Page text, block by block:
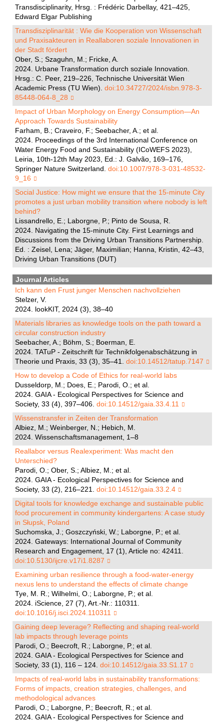
Transdisciplinarity, Hrsg. : Frédéric Darbellay, 421–425,
Edward Elgar Publishing
Transdisziplinarität : Wie die Kooperation von Wissenschaft
und Praxisakteuren in Reallaboren soziale Innovationen in
der Stadt fördert
Ober, S.; Szaguhn, M.; Fricke, A.
2024. Urbane Transformation durch soziale Innovation.
Hrsg.: C. Peer, 219–226, Technische Universität Wien
Academic Press (TU Wien). doi:10.34727/2024/isbn.978-3-
85448-064-8_28
Impact of Urban Morphology on Energy Consumption—An
Approach Towards Sustainability
Farham, B.; Craveiro, F.; Seebacher, A.; et al.
2024. Proceedings of the 3rd International Conference on
Water Energy Food and Sustainability (ICoWEFS 2023),
Leiria, 10th-12th May 2023, Ed.: J. Galvão, 169–176,
Springer Nature Switzerland. doi:10.1007/978-3-031-48532-
9_16
Social Justice: How might we ensure that the 15-minute City
promotes a just urban mobility transition where nobody is left
behind?
Lissandrello, E.; Laborgne, P.; Pinto de Sousa, R.
2024. Navigating the 15-minute City. First Learnings and
Discussions from the Driving Urban Transitions Partnership.
Ed. : Zeisel, Lena; Jäger, Maximilian; Hanna, Kristin, 42–43,
Driving Urban Transitions (DUT)
Journal Articles
Ich kann den Frust junger Menschen nachvollziehen
Stelzer, V.
2024. lookKIT, 2024 (3), 38–40
Materials libraries as knowledge tools on the path toward a
circular construction industry
Seebacher, A.; Böhm, S.; Boerman, E.
2024. TATuP - Zeitschrift für Technikfolgenabschätzung in
Theorie und Praxis, 33 (3), 35–41. doi:10.14512/tatup.7147
How to develop a Code of Ethics for real-world labs
Dusseldorp, M.; Does, E.; Parodi, O.; et al.
2024. GAIA - Ecological Perspectives for Science and
Society, 33 (4), 397–406. doi:10.14512/gaia.33.4.11
Wissenstransfer in Zeiten der Transformation
Albiez, M.; Weinberger, N.; Hebich, M.
2024. Wissenschaftsmanagement, 1–8
Reallabor versus Realexperiment: Was macht den
Unterschied?
Parodi, O.; Ober, S.; Albiez, M.; et al.
2024. GAIA - Ecological Perspectives for Science and
Society, 33 (2), 216–221. doi:10.14512/gaia.33.2.4
Digital tools for knowledge exchange and sustainable public
food procurement in community kindergartens: A case study
in Słupsk, Poland
Suchomska, J.; Goszczyński, W.; Laborgne, P.; et al.
2024. Gateways: International Journal of Community
Research and Engagement, 17 (1), Article no: 42411.
doi:10.5130/ijcre.v17i1.8287
Examining urban resilience through a food-water-energy
nexus lens to understand the effects of climate change
Tye, M. R.; Wilhelmi, O.; Laborgne, P.; et al.
2024. iScience, 27 (7), Art.-Nr.: 110311.
doi:10.1016/j.isci.2024.110311
Gaining deep leverage? Reflecting and shaping real-world
lab impacts through leverage points
Parodi, O.; Beecroft, R.; Laborgne, P.; et al.
2024. GAIA - Ecological Perspectives for Science and
Society, 33 (1), 116 – 124. doi:10.14512/gaia.33.S1.17
Impacts of real-world labs in sustainability transformations:
Forms of impacts, creation strategies, challenges, and
methodological advances
Parodi, O.; Laborgne, P.; Beecroft, R.; et al.
2024. GAIA - Ecological Perspectives for Science and